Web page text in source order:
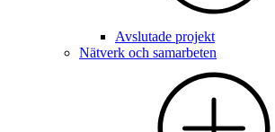
Avslutade projekt
Nätverk och samarbeten